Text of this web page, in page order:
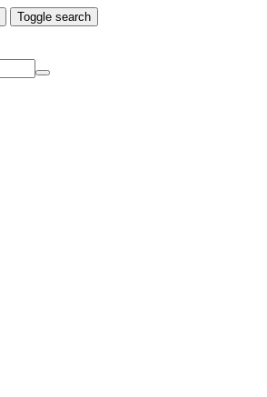
Toggle search